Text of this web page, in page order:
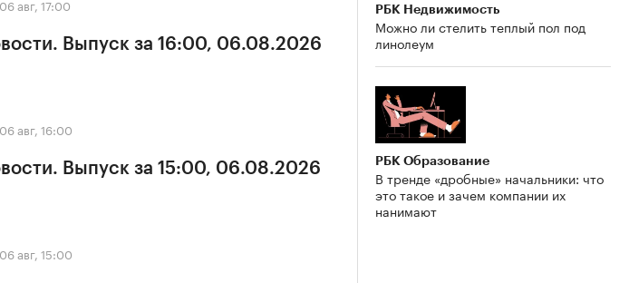
06 авг, 17:00
Выпуск за 16:00, 06.08.2026
06 авг, 16:00
Выпуск за 15:00, 06.08.2026
06 авг, 15:00
РБК Недвижимость
Можно ли стелить теплый пол под
линолеум
РБК Образование
В тренде «дробные» начальники: что
это такое и зачем компании их
нанимают